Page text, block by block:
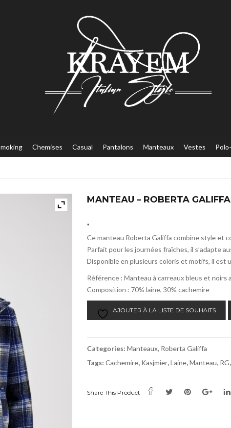
Chemises Casual Pantalons Manteaux Vestes
MANTEAU – ROBERTA GALIFFA
.
Ce manteau Roberta Galiffa combine style et
Parfait pour les journées fraîches, il s’adapte
Disponible en plusieurs coloris et motifs, il est
Référence : Manteau à carreaux bleus et noirs
Composition : 70% laine, 30% cachemire
AJOUTER À LA LISTE DE SOUHAITS
Categories: Manteaux, Roberta Galiffa
Tags: Cachemire, Kasjmier,Laine,Manteau, RG,
Share This Product